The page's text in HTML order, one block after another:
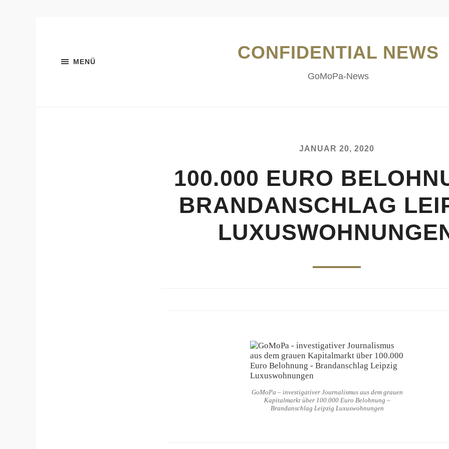
MENÜ CONFIDENTIAL NEWS
GoMoPa-News
JANUAR 20, 2020
100.000 EURO
BRANDANSCHLAG
GoMoPa – investigativer Journalismus aus dem grauen
Kapitalmarkt über 100.000 Euro Belohnung –
Brandanschlag Leipzig Luxuswohnungen